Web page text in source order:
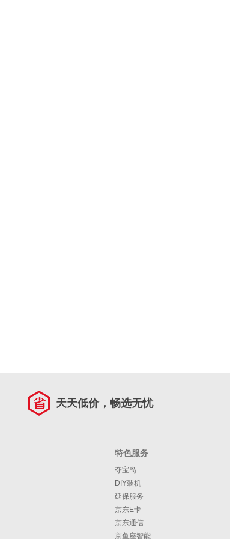
天天低价，畅选无忧
特色服务
夺宝岛
DIY装机
延保服务
京东E卡
京东通信
京鱼座智能